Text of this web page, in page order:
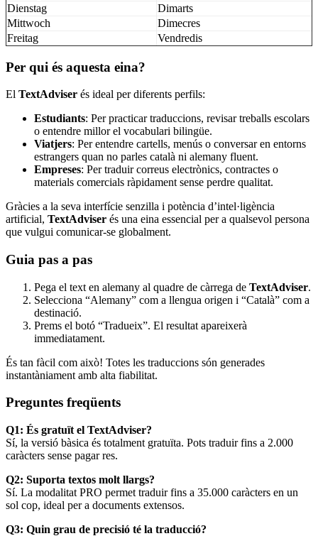
Dienstag
Dimarts
Mittwoch
Dimecres
Freitag
Vendredis
Per qui és aquesta eina?
El TextAdviser és ideal per diferents perfils:
Estudiants: Per practicar traduccions, revisar treballs escolars
o entendre millor el vocabulari bilingüe.
Viatjers: Per entendre cartells, menús o conversar en entorns
estrangers quan no parles català ni alemany fluent.
Empreses: Per traduir correus electrònics, contractes o
materials comercials ràpidament sense perdre qualitat.
Gràcies a la seva interfície senzilla i potència d’intel·ligència
artificial, TextAdviser és una eina essencial per a qualsevol persona
que vulgui comunicar-se globalment.
Guia pas a pas
Pega el text en alemany al quadre de càrrega de TextAdviser.
Selecciona “Alemany” com a llengua origen i “Català” com a
destinació.
Prems el botó “Tradueix”. El resultat apareixerà
immediatament.
És tan fàcil com això! Totes les traduccions són generades
instantàniament amb alta fiabilitat.
Preguntes freqüents
Q1: És gratuït el TextAdviser?
Sí, la versió bàsica és totalment gratuïta. Pots traduir fins a 2.000
caràcters sense pagar res.
Q2: Suporta textos molt llargs?
Sí. La modalitat PRO permet traduir fins a 35.000 caràcters en un
sol cop, ideal per a documents extensos.
Q3: Quin grau de precisió té la traducció?